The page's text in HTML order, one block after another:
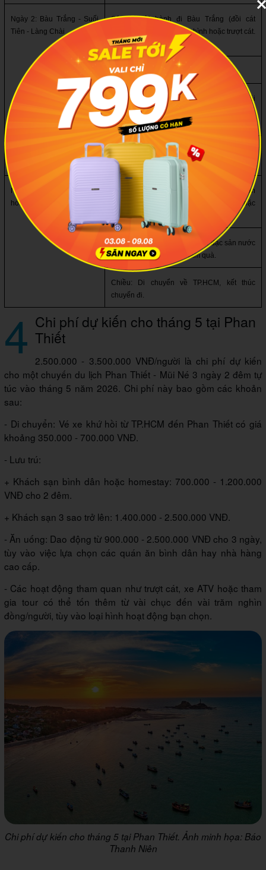
Ngày 2: Bàu Trắng - Suối
Tiên - Làng Chài
Sáng: Khởi hành đi Bàu Trắng (đồi cát
trắng), trải nghiệm xe địa hình hoặc trượt cát.
Ghé Mian Farm chụp ảnh.
Trưa: Ăn trưa tại khu vực Mũi Né.
Chiều: Tham quan Suối Tiên, dòng suối lội
cát độc đáo, sau đó ghé Làng Chài Mũi Né
xem hoạt động buôn bán hải sản.
Tối: Tự do dạo biển hoặc tham quan Lâu đài
rượu vang.
Ngày 3: Tham quan văn
hóa - Mua sắm - TP.HCM
Sáng: Ăn sáng, tắm hồ bơi/biển. Tham quan
Bảo tàng nước mắm Làng Chài Xưa hoặc
tháp Pô Sah Inư.
Trưa: Trả phòng, ăn trưa, mua đặc sản nước
mắm, mực một nắng về làm quà.
Chiều: Di chuyển về TP.HCM, kết thúc
chuyến đi.
4 Chi phí dự kiến cho tháng 5 tại Phan
Thiết
2.500.000 - 3.500.000 VNĐ/người là chi phí dự kiến
cho một chuyến du lịch Phan Thiết - Mũi Né 3 ngày 2 đêm tự
túc vào tháng 5 năm 2026. Chi phí này bao gồm các khoản
sau:
- Di chuyển: Vé xe khứ hồi từ TP.HCM đến Phan Thiết có giá
khoảng 350.000 - 700.000 VNĐ.
- Lưu trú:
+ Khách sạn bình dân hoặc homestay: 700.000 - 1.200.000
VNĐ cho 2 đêm.
+ Khách sạn 3 sao trở lên: 1.400.000 - 2.500.000 VNĐ.
- Ăn uống: Dao động từ 900.000 - 2.500.000 VNĐ cho 3 ngày,
tùy vào việc lựa chọn các quán ăn bình dân hay nhà hàng
cao cấp.
- Các hoạt động tham quan như trượt cát, xe ATV hoặc tham
gia tour có thể tốn thêm từ vài chục đến vài trăm nghìn
đồng/người, tùy vào loại hình hoạt động bạn chọn.
Chi phí dự kiến cho tháng 5 tại Phan Thiết. Ảnh minh họa: Báo
Thanh Niên